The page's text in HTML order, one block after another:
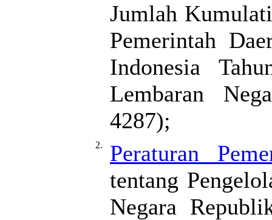
Jumlah
Pemerintah
Indonesia
Lembaran
4287);
2.
Peraturan
tentang
Negara